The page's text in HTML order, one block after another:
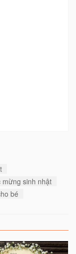
mừng sinh nhật
bé